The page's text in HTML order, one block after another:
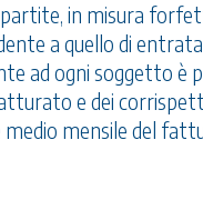
in misura
a quello di
ad ogni soggetto è
e dei
mensile del